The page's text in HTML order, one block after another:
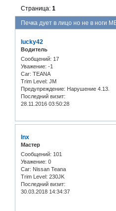
Печка дует в лицо но не в ноги
Страница:1
lucky42
Водитель
Сообщений: 17
Уважение: -1
Car: TEANA
Trim Level: JM
Предупреждение: Нарушение 4.13.
Последний визит:
28.11.2016 03:50:28
Inx
Мастер
Сообщений: 101
Уважение: 0
Car: Nissan Teana
Trim Level: 230JK
Последний визит:
30.03.2018 14:34:37